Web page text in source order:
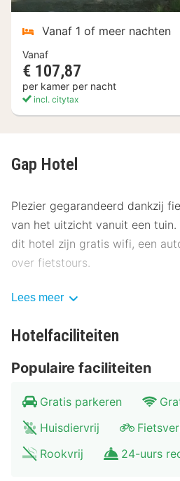
Vanaf 1 of meer nachten
Vanaf
€ 107,87
per kamer per nacht
incl. citytax
Gap Hotel
Plezier gegarandeerd dankzij
van het uitzicht vanuit een tuin.
dit hotel zijn gratis wifi, een
over fietstours.
Op werkdagen wordt er tegen
en in het weekend is dit
Enkele van de voorzieningen
een bagageopslagruimte en
Ter plaatse heb je gratis
Doe of je thuis bent in één van
Lees meer
Hotelfaciliteiten
Populaire faciliteiten
Gratis parkeren
Huisdiervrij
Rookvrij
24-uurs